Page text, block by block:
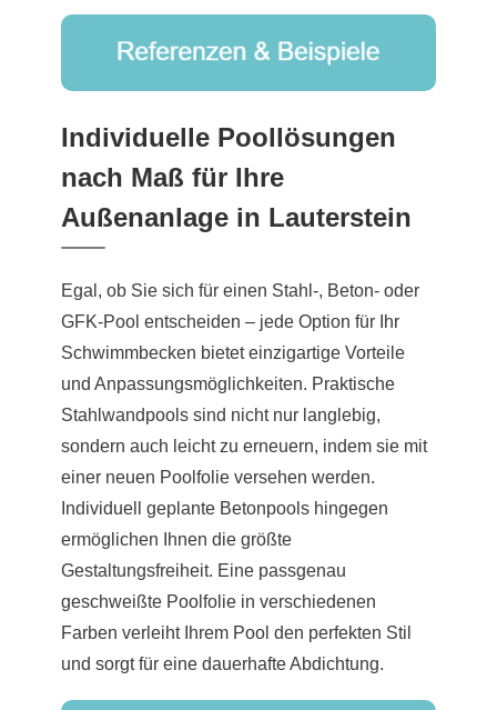
Individuelle Poollösungen
nach Maß für Ihre
Außenanlage in Lauterstein
Egal, ob Sie sich für einen Stahl-, Beton- oder
GFK-Pool entscheiden – jede Option für Ihr
Schwimmbecken bietet einzigartige Vorteile
und Anpassungsmöglichkeiten. Praktische
Stahlwandpools sind nicht nur langlebig,
sondern auch leicht zu erneuern, indem sie mit
einer neuen Poolfolie versehen werden.
Individuell geplante Betonpools hingegen
ermöglichen Ihnen die größte
Gestaltungsfreiheit. Eine passgenau
geschweißte Poolfolie in verschiedenen
Farben verleiht Ihrem Pool den perfekten Stil
und sorgt für eine dauerhafte Abdichtung.